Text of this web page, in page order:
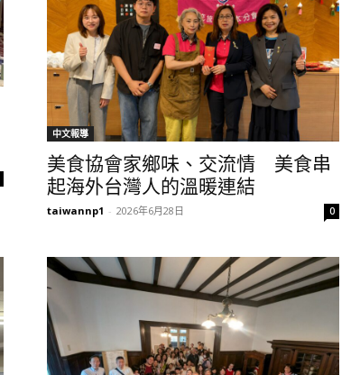
中文報導
美食協會家鄉味、交流情 美食串
起海外台灣人的溫暖連結
taiwannp1 - 2026年6月28日 0